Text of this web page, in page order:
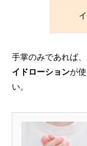
手掌のみであれば
イドローションが
い。